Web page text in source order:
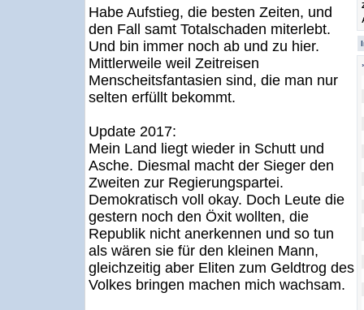
Habe Aufstieg, die besten Zeiten, und
den Fall samt Totalschaden miterlebt.
Und bin immer noch ab und zu hier.
Mittlerweile weil Zeitreisen
Menscheitsfantasien sind, die man nur
selten erfüllt bekommt.
Update 2017:
Mein Land liegt wieder in Schutt und
Asche. Diesmal macht der Sieger den
Zweiten zur Regierungspartei.
Demokratisch voll okay. Doch Leute die
gestern noch den Öxit wollten, die
Republik nicht anerkennen und so tun
als wären sie für den kleinen Mann,
gleichzeitig aber Eliten zum Geldtrog des
Volkes bringen machen mich wachsam.